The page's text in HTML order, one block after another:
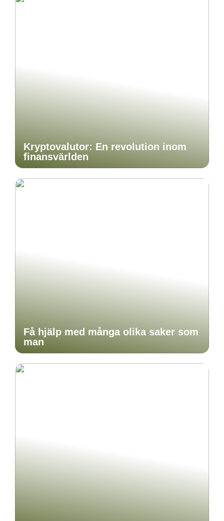
Kryptovalutor: En revolution inom
finansvärlden
Få hjälp med många olika saker som
man